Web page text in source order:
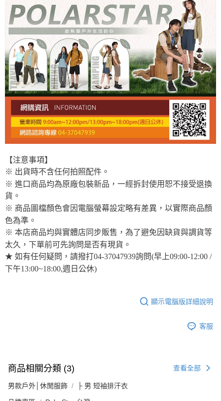
【注意事項】
※ 出貨時不含任何拍照配件。
※ 進口商品均為原廠包裝新品，一經拆封使用恕不接受退換
貨。
※ 商品圖檔顏色會因電腦螢幕設定略有差異，以實際商品顏
色為準。
※ 本店商品均與實體店同步販售，為了避免因缺貨與調貨等
太久，下單前可先詢問是否有現貨。
★ 如有任何疑問，請撥打04-37047939詢問(早上09:00-12:00 /
下午13:00~18:00,週日公休)
顯示電腦版詳細說明
客服
商品相關分類 (3) 查看全部
男款戶外│休閒服飾 ├ 男 短袖排汗衣